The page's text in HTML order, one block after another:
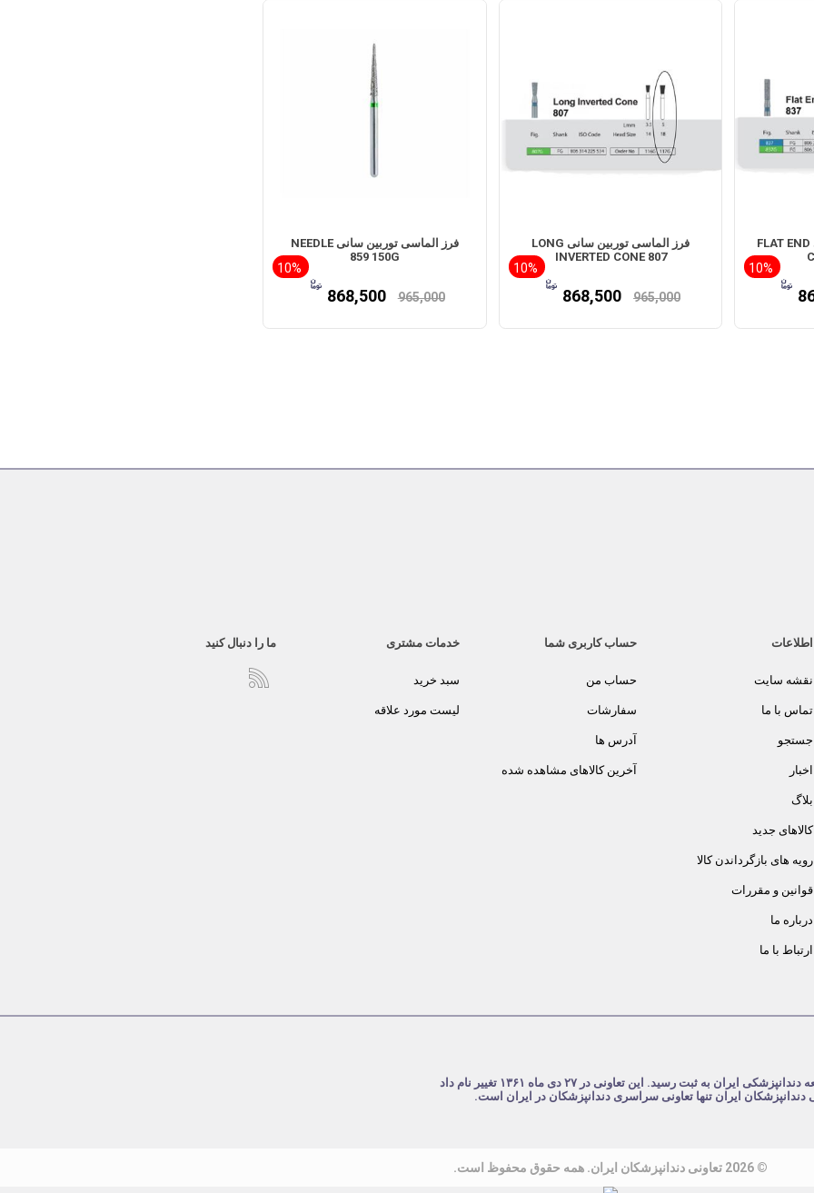
فرز الماسی توربین سانی FLAT END
10%
فرز الماسی توربین سانی LONG
INVERTED CONE 807
965,000
10%
868,500
فرز الماسی توربین سانی NEEDLE
859 150G
965,000
10%
868,500
اطلاعات
نقشه سایت
تماس با ما
جستجو
اخبار
بلاگ
کالاهای جدید
رویه های بازگرداندن کالا
قوانین و مقررات
درباره ما
ارتباط با ما
حساب کاربری شما
حساب من
سفارشات
آدرس ها
آخرین کالاهای مشاهده شده
خدمات مشتری
سبد خرید
لیست مورد علاقه
ما را دنبال کنید
شرکت تعاونی دندانپزشکان ایران در تاریخ ۴ مرداد ۱۳۵۹ با نام تعاونی جامعه دندانپزشکی ایران به ثبت رسید. این تعاونی در ۲۷ دی ماه ۱۳۶۱ تغییر نام داد
دندانپزشکان ایران تنها تعاونی سراسری دندانپزشکان در ایران است.
© 2026 تعاونی دندانپزشکان ایران. همه حقوق محفوظ است.